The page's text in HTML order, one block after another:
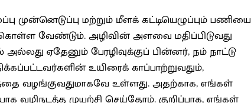
முன்னெடுப்பு மற்றும் மீளக் கட்டியெழுப்பும் பணியை
வேண்டும். அழிவின் அளவை மதிப்பிடுவது
ஏதேனும் பேரழிவுக்குப் பின்னர், நம் நாட்டு
உயிரைக் காப்பாற்றுவதும்,
வழங்குவதுமாகவே உள்ளது. அதற்காக, எங்கள்
வழிநடத்த முயற்சி செய்தோம். குறிப்பாக, எங்கள்